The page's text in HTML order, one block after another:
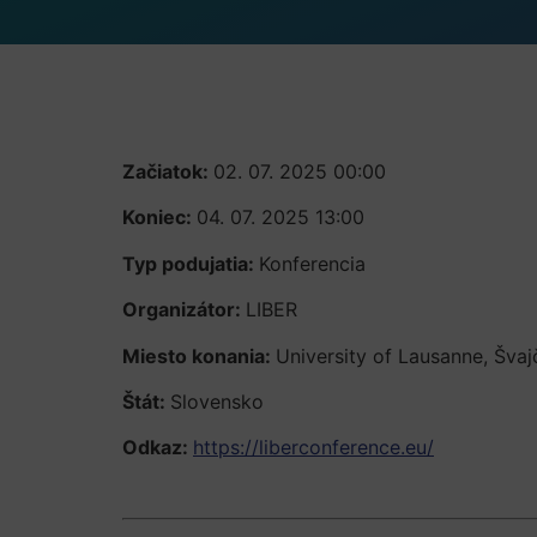
Začiatok: 02. 07. 2025 00:00
Koniec: 04. 07. 2025 13:00
Typ podujatia: Konferencia
Organizátor: LIBER
Miesto konania: University of Lausanne,
Štát: Slovensko
Odkaz: https://liberconference.eu/